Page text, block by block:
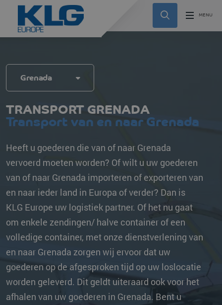
Grenada
TRANSPORT GRENADA
Transport van en naar Grenada
Heeft u goederen die van of naar Grenada
vervoerd moeten worden? Of wilt u uw goederen
van of naar Grenada importeren of exporteren van
en naar ieder land in Europa of verder? Dan is
KLG Europe uw logistiek partner. Of het nu gaat
om enkele zendingen/ halve container of een
volledige container, met onze dienstverlening van
en naar Grenada zorgen wij ervoor dat uw
goederen op de afgesproken tijd op uw loslocatie
worden geleverd. Dit geldt uiteraard ook voor het
afhalen van uw goederen in Grenada. Bent u